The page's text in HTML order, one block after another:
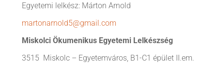
Egyetemi lelkész: Márton Arnold
martonarnold5@gmail.com
Miskolci Ökumenikus Egyetemi Lelkészség
3515 Miskolc – Egyetemváros, B1-C1 épület II.em.